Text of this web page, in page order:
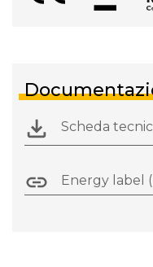
Scheda
Energy label